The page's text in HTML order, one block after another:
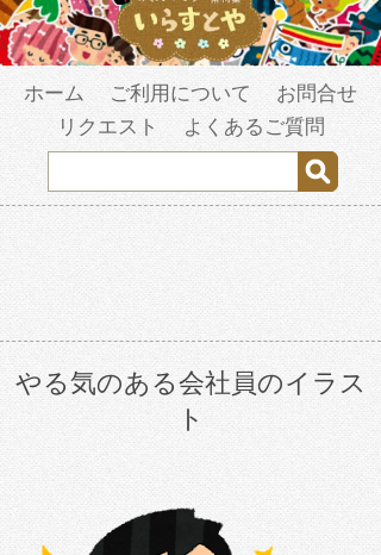
ホーム ご利用について
お問合せ
リクエスト
よくあるご質問
やる気のある会社員のイラス
ト